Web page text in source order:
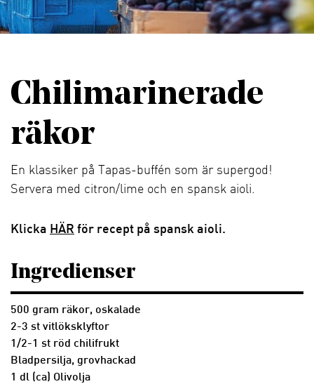
Chilimarinerade
räkor
En klassiker på Tapas-buffén som är supergod!
Servera med citron/lime och en spansk aioli.
Klicka HÄR för recept på spansk aioli.
Ingredienser
500 gram räkor, oskalade
2-3 st vitlöksklyftor
1/2-1 st röd chilifrukt
Bladpersilja, grovhackad
1 dl (ca) Olivolja